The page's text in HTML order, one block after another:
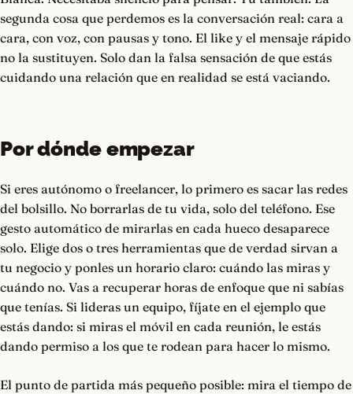
segunda cosa que perdemos es la conversación real: cara a
cara, con voz, con pausas y tono. El like y el mensaje rápido
no la sustituyen. Solo dan la falsa sensación de que estás
cuidando una relación que en realidad se está vaciando.
Por dónde empezar
Si eres autónomo o freelancer, lo primero es sacar las redes
del bolsillo. No borrarlas de tu vida, solo del teléfono. Ese
gesto automático de mirarlas en cada hueco desaparece
solo. Elige dos o tres herramientas que de verdad sirvan a
tu negocio y ponles un horario claro: cuándo las miras y
cuándo no. Vas a recuperar horas de enfoque que ni sabías
que tenías. Si lideras un equipo, fíjate en el ejemplo que
estás dando: si miras el móvil en cada reunión, le estás
dando permiso a los que te rodean para hacer lo mismo.
El punto de partida más pequeño posible: mira el tiempo de